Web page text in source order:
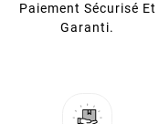
Paiement Sécurisé Et
Garanti.